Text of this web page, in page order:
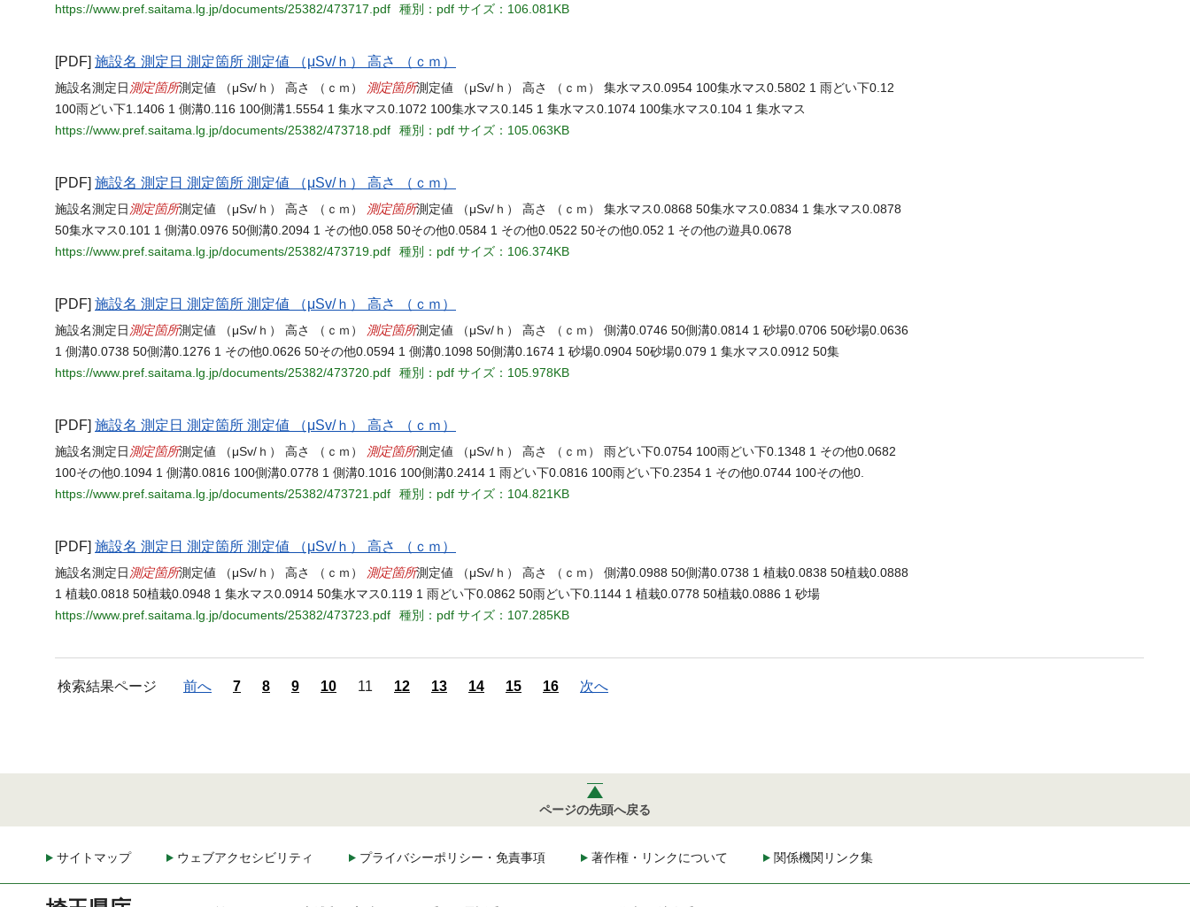
https://www.pref.saitama.lg.jp/documents/25382/473717.pdf
種別：pdf サイズ：106.081KB
[PDF] 施設名 測定日 測定箇所 測定値 （μSv/ｈ） 高さ （ｃｍ）
施設名測定日 測定箇所測定値 （μSv/ｈ） 高さ （ｃｍ） 測定箇所測定値 （μSv/ｈ） 高さ （ｃｍ） 集水マス0.0954 100集水マス0.5802 1 雨どい下0.12
100雨どい下1.1406 1 側溝0.116 100側溝1.5554 1 集水マス0.1072 100集水マス0.145 1 集水マス0.1074 100集水マス0.104 1 集水マス
https://www.pref.saitama.lg.jp/documents/25382/473718.pdf
種別：pdf サイズ：105.063KB
[PDF] 施設名 測定日 測定箇所 測定値 （μSv/ｈ） 高さ （ｃｍ）
施設名測定日 測定箇所測定値 （μSv/ｈ） 高さ （ｃｍ） 測定箇所測定値 （μSv/ｈ） 高さ （ｃｍ） 集水マス0.0868 50集水マス0.0834 1 集水マス0.0878
50集水マス0.101 1 側溝0.0976 50側溝0.2094 1 その他0.058 50その他0.0584 1 その他0.0522 50その他0.052 1 その他の遊具0.0678
https://www.pref.saitama.lg.jp/documents/25382/473719.pdf
種別：pdf サイズ：106.374KB
[PDF] 施設名 測定日 測定箇所 測定値 （μSv/ｈ） 高さ （ｃｍ）
施設名測定日 測定箇所測定値 （μSv/ｈ） 高さ （ｃｍ） 測定箇所測定値 （μSv/ｈ） 高さ （ｃｍ） 側溝0.0746 50側溝0.0814 1 砂場0.0706 50砂場0.0636
1 側溝0.0738 50側溝0.1276 1 その他0.0626 50その他0.0594 1 側溝0.1098 50側溝0.1674 1 砂場0.0904 50砂場0.079 1 集水マス0.0912 50集
https://www.pref.saitama.lg.jp/documents/25382/473720.pdf
種別：pdf サイズ：105.978KB
[PDF] 施設名 測定日 測定箇所 測定値 （μSv/ｈ） 高さ （ｃｍ）
施設名測定日 測定箇所測定値 （μSv/ｈ） 高さ （ｃｍ） 測定箇所測定値 （μSv/ｈ） 高さ （ｃｍ） 雨どい下0.0754 100雨どい下0.1348 1 その他0.0682
100その他0.1094 1 側溝0.0816 100側溝0.0778 1 側溝0.1016 100側溝0.2414 1 雨どい下0.0816 100雨どい下0.2354 1 その他0.0744 100その他0.
https://www.pref.saitama.lg.jp/documents/25382/473721.pdf
種別：pdf サイズ：104.821KB
[PDF] 施設名 測定日 測定箇所 測定値 （μSv/ｈ） 高さ （ｃｍ）
施設名測定日 測定箇所測定値 （μSv/ｈ） 高さ （ｃｍ） 測定箇所測定値 （μSv/ｈ） 高さ （ｃｍ） 側溝0.0988 50側溝0.0738 1 植栽0.0838 50植栽0.0888
1 植栽0.0818 50植栽0.0948 1 集水マス0.0914 50集水マス0.119 1 雨どい下0.0862 50雨どい下0.1144 1 植栽0.0778 50植栽0.0886 1 砂場
https://www.pref.saitama.lg.jp/documents/25382/473723.pdf
種別：pdf サイズ：107.285KB
検索結果ページ 前へ 7 8 9 10 11 12 13 14 15 16 次へ
ページの先頭へ戻る
サイトマップ ウェブアクセシビリティ プライバシーポリシー・免責事項 著作権・リンクについて 関係機関リンク集